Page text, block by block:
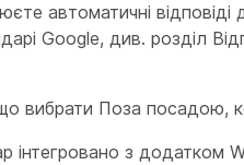
автоматичні
Google, див. розділ
вибрати Поза посадою,
інтегровано з додатком